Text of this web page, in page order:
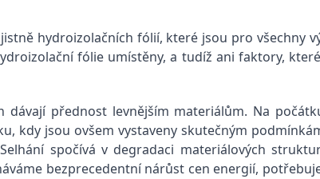
hydroizolačních fólií, které jsou pro všechny
fólie umístěny, a tudíž ani faktory,
přednost levnějším materiálům. Na
kdy jsou ovšem vystaveny skutečným
spočívá v degradaci materiálových
bezprecedentní nárůst cen energií,